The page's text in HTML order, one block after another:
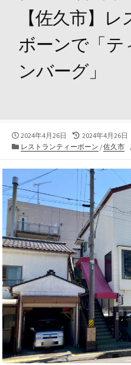
【佐久市】
ボーンで「テ
ンバーグ」
公
開
2024年4月26日
最
終
新
日
2024年4月26日
カ
ゴ
リ
ー
レストランティーボーン /佐久市